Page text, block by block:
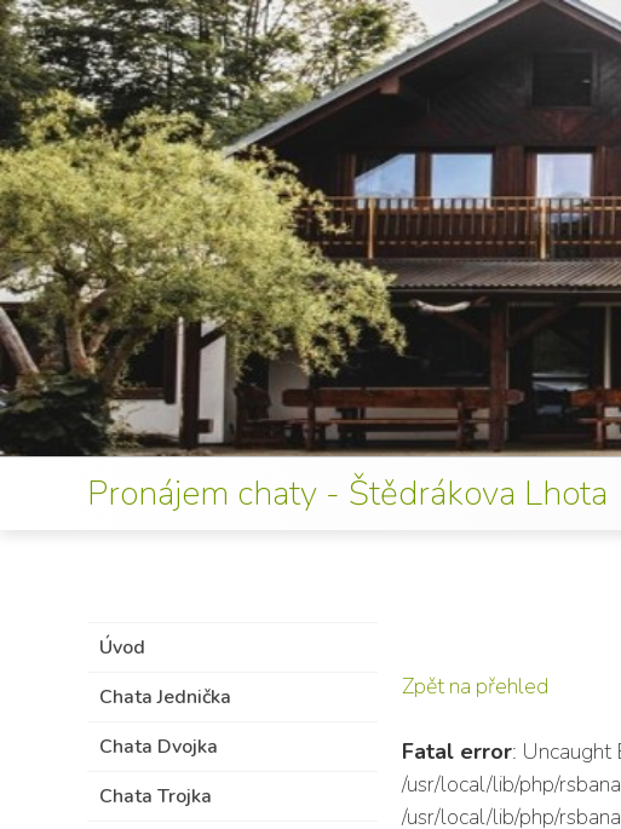
Pronájem chaty - Štědrákova Lhota
Úvod
Chata Jednička
Chata Dvojka
Chata Trojka
Zpět na přehled
Fatal error: Uncaught
/usr/local/lib/php/
/usr/local/lib/php/